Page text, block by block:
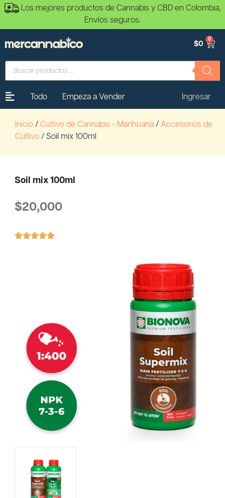
Los mejores productos de Cannabis y CBD en Colombia,
Envíos seguros.
$0
0
Todo Empeza a Vender Ingresar
Inicio / Cultivo de Cannabis - Marihuana / Accesorios de
Cultivo / Soil mix 100ml
Soil mix 100ml
$20,000
